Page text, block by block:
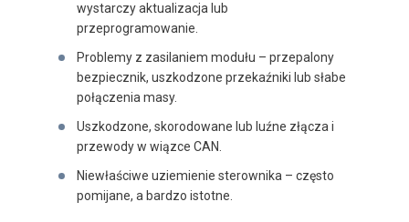
wystarczy aktualizacja lub
przeprogramowanie.
Problemy z zasilaniem modułu – przepalony
bezpiecznik, uszkodzone przekaźniki lub słabe
połączenia masy.
Uszkodzone, skorodowane lub luźne złącza i
przewody w wiązce CAN.
Niewłaściwe uziemienie sterownika – często
pomijane, a bardzo istotne.